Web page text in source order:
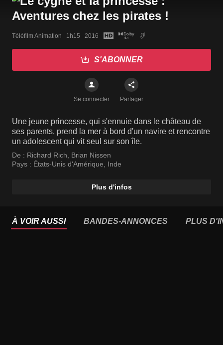
Téléfilm Animation   1h15   2016
S'ABONNER
Se connecter Partager
Une jeune princesse, qui s'ennuie dans le château de
ses parents, prend la mer à bord d'un navire et rencontre
un adolescent qui vit seul sur son île.
De : Richard Rich, Brian Nissen
Pays : États-Unis d'Amérique, Inde
Plus d'infos
À VOIR AUSSI BANDES-ANNONCES PLUS